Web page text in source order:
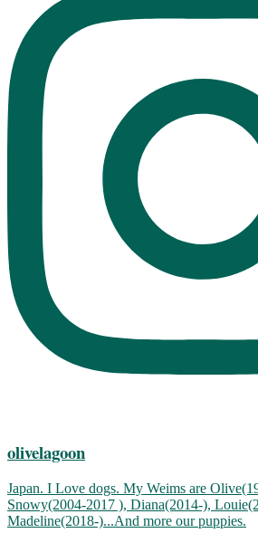
olivelagoon
Japan. I Love dogs. My Weims are
Snowy(2004-2017 ), Diana(2014-),
Madeline(2018-)...And more our puppies.